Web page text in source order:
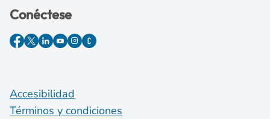
Conéctese
Accesibilidad
Términos y condiciones